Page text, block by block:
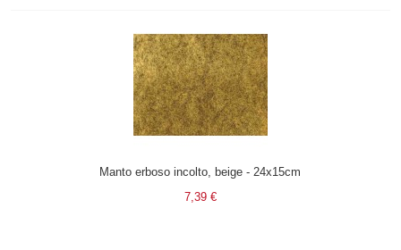
Manto erboso incolto, beige - 24x15cm
7,39 €